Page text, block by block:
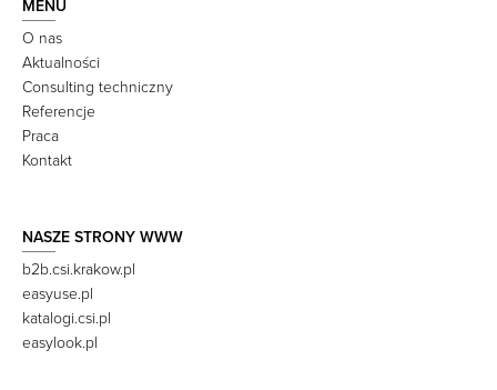
MENU
O nas
Aktualności
Consulting techniczny
Referencje
Praca
Kontakt
NASZE STRONY WWW
b2b.csi.krakow.pl
easyuse.pl
katalogi.csi.pl
easylook.pl